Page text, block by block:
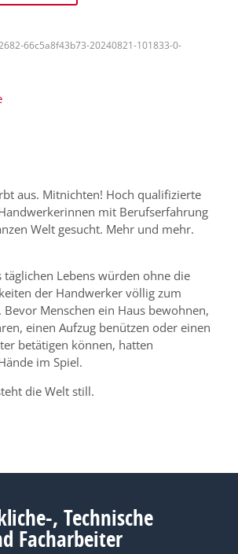
66c5a8f43b73-20240821-101833-0-
aus. Mitnichten! Hoch qualifizierte
mit Berufserfahrung
Welt gesucht. Mehr und mehr.
täglichen Lebens würden ohne die
der Handwerker völlig zum
Menschen ein Haus bewohnen,
einen Aufzug benützen oder einen
betätigen können, hatten
im Spiel.
die Welt still.
, Technische
Facharbeiter